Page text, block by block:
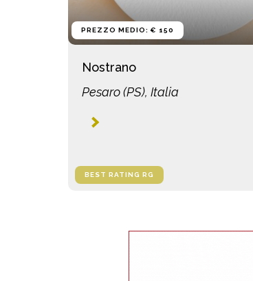
PREZZO MEDIO: € 150
Nostrano
Pesaro (PS), Italia
BEST RATING RG